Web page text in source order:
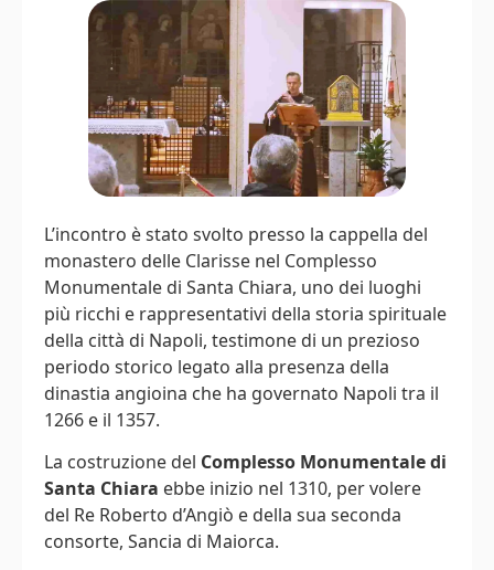
L’incontro è stato svolto presso la cappella del
monastero delle Clarisse nel Complesso
Monumentale di Santa Chiara, uno dei luoghi
più ricchi e rappresentativi della storia spirituale
della città di Napoli, testimone di un prezioso
periodo storico legato alla presenza della
dinastia angioina che ha governato Napoli tra il
1266 e il 1357.
La costruzione del Complesso Monumentale di
Santa Chiara ebbe inizio nel 1310, per volere
del Re Roberto d’Angiò e della sua seconda
consorte, Sancia di Maiorca.